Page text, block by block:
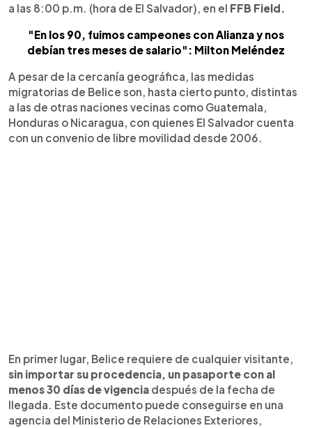
a las 8:00 p.m. (hora de El Salvador), en el FFB Field.
"En los 90, fuimos campeones con Alianza y nos
debían tres meses de salario": Milton Meléndez
A pesar de la cercanía geográfica, las medidas
migratorias de Belice son, hasta cierto punto, distintas
a las de otras naciones vecinas como Guatemala,
Honduras o Nicaragua, con quienes El Salvador cuenta
con un convenio de libre movilidad desde 2006.
En primer lugar, Belice requiere de cualquier visitante,
sin importar su procedencia, un pasaporte con al
menos 30 días de vigencia después de la fecha de
llegada. Este documento puede conseguirse en una
agencia del Ministerio de Relaciones Exteriores,